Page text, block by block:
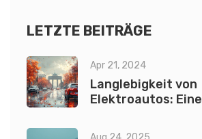
LETZTE BEITRÄGE
Apr 21, 2024
Langlebigkeit von
Elektroautos: Eine